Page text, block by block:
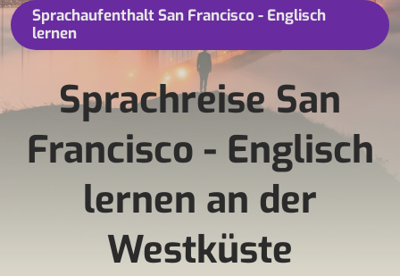
Sprachaufenthalt San Francisco - Englisch
lernen
Sprachreise San
Francisco - Englisch
lernen an der
Westküste